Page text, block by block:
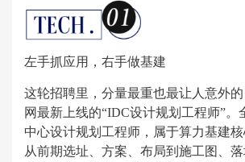
左手抓应用，右手做基建
这轮招聘里，分量最重也最让人意外的
网最新上线的“IDC设计规划工程师”。
中心设计规划工程师，属于算力基建
从前期选址、方案、布局到施工图、